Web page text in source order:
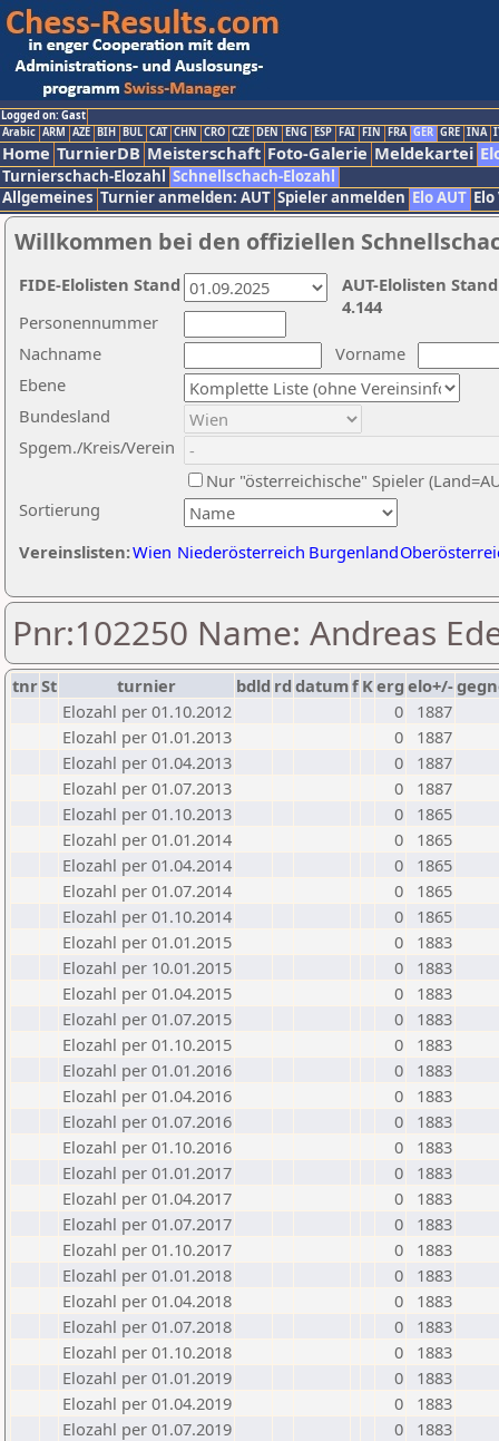
Logged on: Gast
Arabic ARM AZE BIH BUL CAT CHN CRO CZE DEN ENG ESP FAI FIN FRA GER GRE INA
Home TurnierDB Meisterschaft Foto-Galerie Meldekartei
Turnierschach-Elozahl Schnellschach-Elozahl
Allgemeines Turnier anmelden: AUT Spieler anmelden Elo AUT
Willkommen bei den offiziellen
Nachname
Vorname
Ebene
Sortierung
Personennummer
Bundesland
Spgem./Kreis/Verein
Nur "österreichische" Spieler
Vereinslisten:Wien Niederösterreich Burgenland
AUT-Elolisten
4.144
FIDE-Elolisten Stand
Pnr:102250 Name: Andreas
tnrSt turnier bdld rd datumf Kerg elo+/-
Elozahl per 01.10.2012
0
1887
Elozahl per 01.01.2013
0
1887
Elozahl per 01.04.2013
0
1887
Elozahl per 01.07.2013
0
1887
Elozahl per 01.10.2013
0
1865
Elozahl per 01.01.2014
0
1865
Elozahl per 01.04.2014
0
1865
Elozahl per 01.07.2014
0
1865
Elozahl per 01.10.2014
0
1865
Elozahl per 01.01.2015
0
1883
Elozahl per 10.01.2015
0
1883
Elozahl per 01.04.2015
0
1883
Elozahl per 01.07.2015
0
1883
Elozahl per 01.10.2015
0
1883
Elozahl per 01.01.2016
0
1883
Elozahl per 01.04.2016
0
1883
Elozahl per 01.07.2016
0
1883
Elozahl per 01.10.2016
0
1883
Elozahl per 01.01.2017
0
1883
Elozahl per 01.04.2017
0
1883
Elozahl per 01.07.2017
0
1883
Elozahl per 01.10.2017
0
1883
Elozahl per 01.01.2018
0
1883
Elozahl per 01.04.2018
0
1883
Elozahl per 01.07.2018
0
1883
Elozahl per 01.10.2018
0
1883
Elozahl per 01.01.2019
0
1883
Elozahl per 01.04.2019
0
1883
Elozahl per 01.07.2019
0
1883